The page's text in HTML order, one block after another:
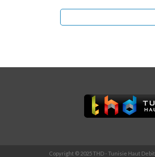
Copyright © 2025 THD - Tunisie Haut Debit.